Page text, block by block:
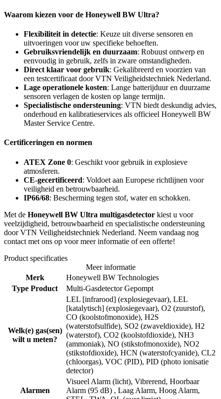
Waarom kiezen voor de Honeywell BW Ultra?
Flexibiliteit in detectie: Keuze uit diverse sensoren en
uitvoeringen voor uw specifieke behoeften.
Gebruiksvriendelijk en duurzaam: Robuust ontwerp en
eenvoudig in gebruik, zelfs in zware omstandigheden.
Direct klaar voor gebruik: Gekalibreerd en voorzien van
een testcertificaat door VTN Veiligheidstechniek Nederland.
Lage operationele kosten: Lange batterijduur en duurzame
sensoren verlagen de kosten op lange termijn.
Specialistische ondersteuning: VTN biedt deskundig advies,
onderhoud en kalibratieservices als officieel Honeywell BW
Master Service Centre.
Certificeringen en normen
ATEX Zone 0: Geschikt voor gebruik in explosieve
atmosferen.
CE-gecertificeerd: Voldoet aan Europese richtlijnen voor
veiligheid en betrouwbaarheid.
IP66/68: Bescherming tegen stof, water en schokken.
Met de Honeywell BW Ultra multigasdetector kiest u voor
veelzijdigheid, betrouwbaarheid en specialistische ondersteuning
door VTN Veiligheidstechniek Nederland. Neem vandaag nog
contact met ons op voor meer informatie of een offerte!
Product specificaties
Meer informatie
Merk
Honeywell BW Technologies
Type Product
Multi-Gasdetector Gepompt
Welk(e) gas(sen)
wilt u meten?
LEL [infrarood] (explosiegevaar), LEL
[katalytisch] (explosiegevaar), O2 (zuurstof),
CO (koolstofmonoxide), H2S
(waterstofsulfide), SO2 (zwaveldioxide), H2
(waterstof), CO2 (koolstofdioxide), NH3
(ammoniak), NO (stikstofmonoxide), NO2
(stikstofdioxide), HCN (waterstofcyanide), CL2
(chloorgas), VOC (PID), PID (photo ionisatie
detector)
Alarmen
Visueel Alarm (licht), Vibrerend, Hoorbaar
Alarm (95 dB) , Laag Alarm, Hoog Alarm,